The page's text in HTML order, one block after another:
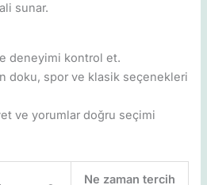
sunar.
deneyimi kontrol et.
doku, spor ve klasik seçenekleri
ve yorumlar doğru seçimi
Ne zaman tercih